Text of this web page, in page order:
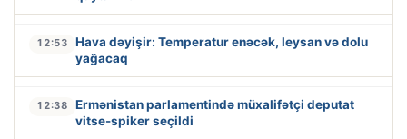
12:53
Hava dəyişir: Temperatur enəcək, leysan və dolu
yağacaq
12:38
Ermənistan parlamentində müxalifətçi deputat
vitse-spiker seçildi